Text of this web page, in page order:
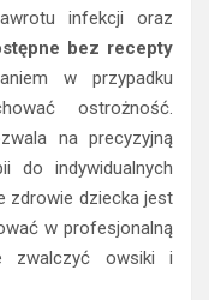
infekcji oraz
bez recepty
w przypadku
ostrożność.
na precyzyjną
do indywidualnych
zdrowie dziecka jest
w profesjonalną
zwalczyć owsiki i